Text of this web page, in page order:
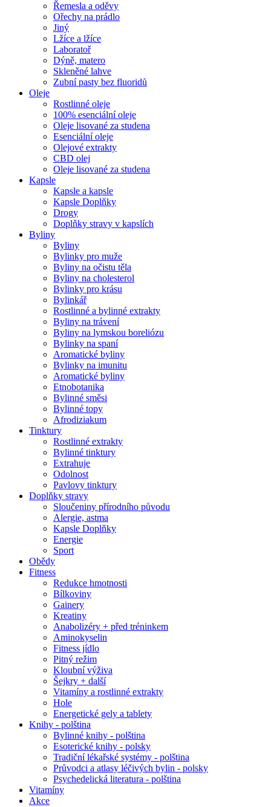
Řemesla a oděvy
Ořechy na prádlo
Jiný
Lžíce a lžíce
Laboratoř
Dýně, matero
Skleněné lahve
Zubní pasty bez fluoridů
Oleje
Rostlinné oleje
100% esenciální oleje
Oleje lisované za studena
Esenciální oleje
Olejové extrakty
CBD olej
Oleje lisované za studena
Kapsle
Kapsle a kapsle
Kapsle Doplňky
Drogy
Doplňky stravy v kapslích
Byliny
Byliny
Bylinky pro muže
Byliny na očistu těla
Byliny na cholesterol
Bylinky pro krásu
Bylinkář
Rostlinné a bylinné extrakty
Byliny na trávení
Byliny na lymskou boreliózu
Bylinky na spaní
Aromatické byliny
Bylinky na imunitu
Aromatické byliny
Etnobotanika
Bylinné směsi
Bylinné topy
Afrodiziakum
Tinktury
Rostlinné extrakty
Bylinné tinktury
Extrahuje
Odolnost
Pavlovy tinktury
Doplňky stravy
Sloučeniny přírodního původu
Alergie, astma
Kapsle Doplňky
Energie
Sport
Obědy
Fitness
Redukce hmotnosti
Bílkoviny
Gainery
Kreatiny
Anabolizéry + před tréninkem
Aminokyselin
Fitness jídlo
Pitný režim
Kloubní výživa
Šejkry + další
Vitamíny a rostlinné extrakty
Hole
Energetické gely a tablety
Knihy - polština
Bylinné knihy - polština
Esoterické knihy - polsky
Tradiční lékařské systémy - polština
Průvodci a atlasy léčivých bylin - polsky
Psychedelická literatura - polština
Vitamíny
Akce